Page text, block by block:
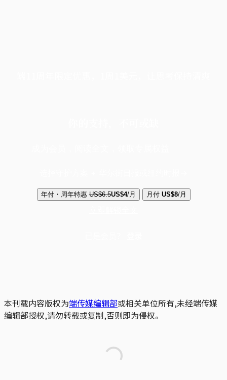
年付・周年特惠 US$6.5US$4/月 月付 US$8/月
本刊载内容版权为端传媒编辑部或相关单位所有,未经端传媒
编辑部授权,请勿转载或复制,否则即为侵权。